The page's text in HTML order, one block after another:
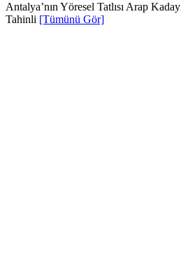
Antalya’nın Yöresel Tatlısı Arap
Tahinli [Tümünü Gör]